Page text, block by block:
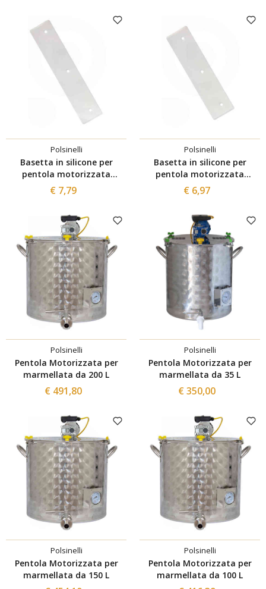
Polsinelli
Basetta in silicone per
pentola motorizzata
marmellata 100 L
€ 7,79
Polsinelli
Basetta in silicone per
pentola motorizzata
marmellata 50/75 L
€ 6,97
Polsinelli
Pentola Motorizzata per
marmellata da 200 L
€ 491,80
Polsinelli
Pentola Motorizzata per
marmellata da 35 L
€ 350,00
Polsinelli
Pentola Motorizzata per
marmellata da 150 L
Polsinelli
Pentola Motorizzata per
marmellata da 100 L